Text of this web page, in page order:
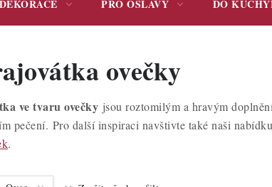
DEKORACE PRO OSLAVY DO
ovečky
ve tvaru ovečky jsou roztomilým a hravým
pečení. Pro další inspiraci navštivte také naši nabídku
.